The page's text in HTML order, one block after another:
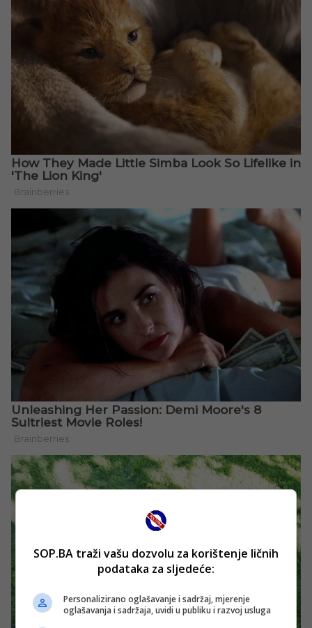
SOP.BA traži vašu dozvolu za korištenje ličnih
podataka za sljedeće:
Personalizirano oglašavanje i sadržaj, mjerenje
oglašavanja i sadržaja, uvidi u publiku i razvoj usluga